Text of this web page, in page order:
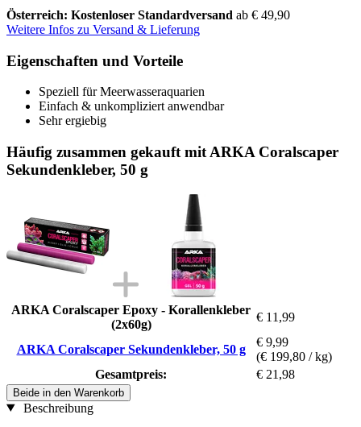
Österreich: Kostenloser Standardversand ab € 49,90
Weitere Infos zu Versand & Lieferung
Eigenschaften und Vorteile
Speziell für Meerwasseraquarien
Einfach & unkompliziert anwendbar
Sehr ergiebig
Häufig zusammen gekauft mit ARKA Coralscaper
Sekundenkleber, 50 g
ARKA Coralscaper Epoxy - Korallenkleber
(2x60g)
€ 11,99
ARKA Coralscaper Sekundenkleber, 50 g
€ 9,99
(€ 199,80 / kg)
Gesamtpreis:
€ 21,98
Beide in den Warenkorb
Beschreibung